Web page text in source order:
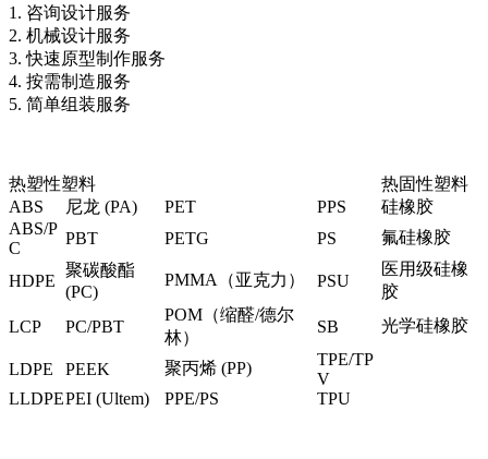
1. 咨询设计服务
2. 机械设计服务
3.快速原型制作服务
4. 按需制造服务
5. 简单组装服务
热塑性塑料
热固性塑料
ABS
尼龙 (PA) PET PPS
硅橡胶
ABS/P
C
PBT PETG PS 氟硅橡胶
HDPE
聚碳酸酯
(PC)
PMMA（亚克力） PSU
医用级硅橡
胶
LCP
PC/PBT
POM（缩醛/德尔
林）
SB 光学硅橡胶
LDPE PEEK 聚丙烯 (PP)
TPE/TP
V
LLDPEPEI (Ultem) PPE/PS TPU